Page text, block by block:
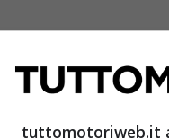
tuttomotoriweb.it